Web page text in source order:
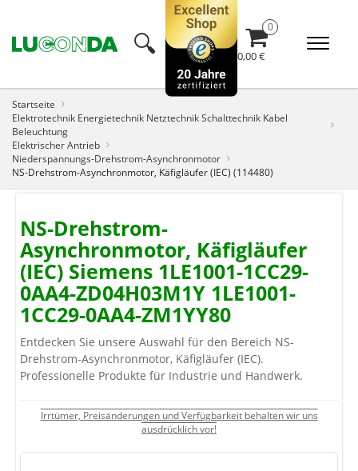
🔍︎ 0,00 €
Startseite
Elektrotechnik Energietechnik Netztechnik Schalttechnik Kabel
Beleuchtung
Elektrischer Antrieb
Niederspannungs-Drehstrom-Asynchronmotor
NS-Drehstrom-Asynchronmotor, Käfigläufer (IEC) (114480)
NS-Drehstrom-
Asynchronmotor, Käfigläufer
(IEC) Siemens 1LE1001-1CC29-
0AA4-ZD04H03M1Y 1LE1001-
1CC29-0AA4-ZM1YY80
Entdecken Sie unsere Auswahl für den Bereich NS-
Drehstrom-Asynchronmotor, Käfigläufer (IEC).
Professionelle Produkte für Industrie und Handwerk.
Irrtümer, Preisänderungen und Verfügbarkeit behalten wir uns
ausdrücklich vor!